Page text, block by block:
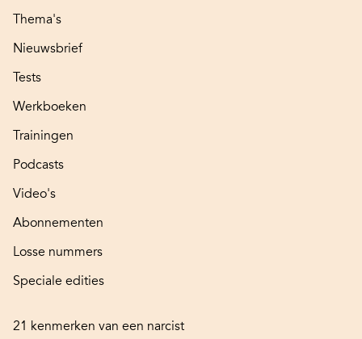
Thema's
Nieuwsbrief
Tests
Werkboeken
Trainingen
Podcasts
Video's
Abonnementen
Losse nummers
Speciale edities
21 kenmerken van een narcist